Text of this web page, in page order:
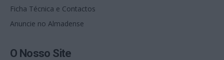
Ficha Técnica e Contactos
Anuncie no Almadense
O Nosso Site